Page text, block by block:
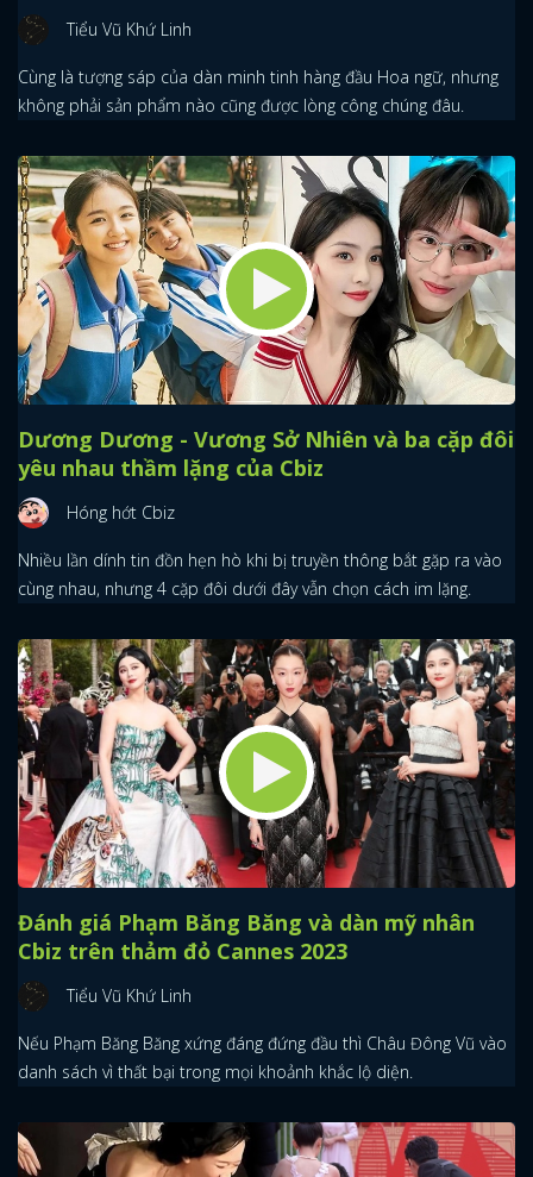
ĐĂNG NHẬP
FACEBOOK GOOGLE
Tiểu Vũ Khứ Linh
Cùng là tượng sáp của dàn minh tinh hàng đầu Hoa ngữ, nhưng
không phải sản phẩm nào cũng được lòng công chúng đâu.
Dương Dương - Vương Sở Nhiên và ba cặp đôi
yêu nhau thầm lặng của Cbiz
Hóng hớt Cbiz
Nhiều lần dính tin đồn hẹn hò khi bị truyền thông bắt gặp ra vào
cùng nhau, nhưng 4 cặp đôi dưới đây vẫn chọn cách im lặng.
Đánh giá Phạm Băng Băng và dàn mỹ nhân
Cbiz trên thảm đỏ Cannes 2023
Tiểu Vũ Khứ Linh
Nếu Phạm Băng Băng xứng đáng đứng đầu thì Châu Đông Vũ vào
danh sách vì thất bại trong mọi khoảnh khắc lộ diện.